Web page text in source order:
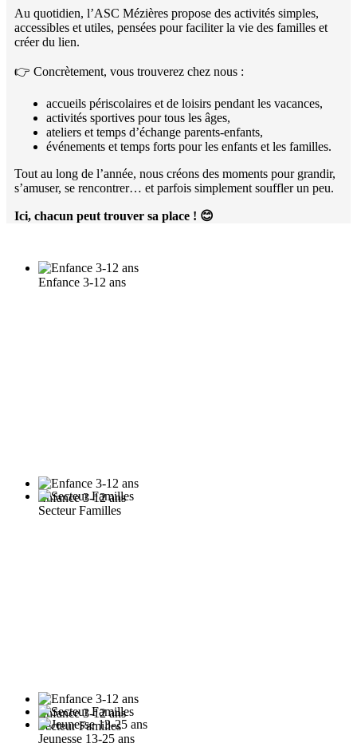
Au quotidien, l’ASC Mézières propose des activités simples,
accessibles et utiles, pensées pour faciliter la vie des familles et
créer du lien.
👉 Concrètement, vous trouverez chez nous :
accueils périscolaires et de loisirs pendant les vacances,
activités sportives pour tous les âges,
ateliers et temps d’échange parents-enfants,
événements et temps forts pour les enfants et les familles.
Tout au long de l’année, nous créons des moments pour grandir,
s’amuser, se rencontrer… et parfois simplement souffler un peu.
Ici, chacun peut trouver sa place ! 😊
Enfance 3-12 ans
Enfance 3-12 ans
Enfance 3-12 ans
Secteur Familles
Secteur Familles
Jeunesse 13-25 ans